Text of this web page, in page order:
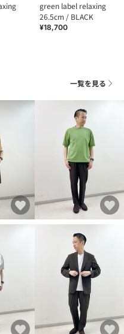
green label relaxing
26.5cm / BLACK
¥18,700
一覧を見る